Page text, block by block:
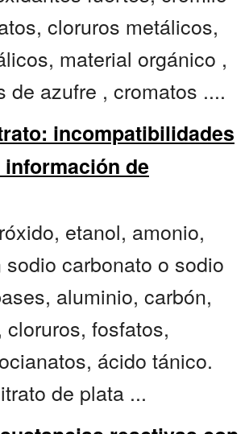
cloruros metálicos,
material orgánico ,
de azufre , cromatos ....
incompatibilidades
de
etanol, amonio,
carbonato o sodio
aluminio, carbón,
fosfatos,
ácido tánico.
de plata ...